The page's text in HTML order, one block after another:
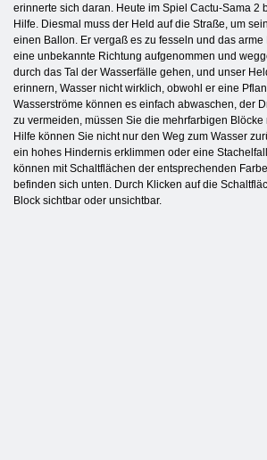
erinnerte sich daran. Heute im Spiel Cactu-Sama 2
Hilfe. Diesmal muss der Held auf die Straße, um
einen Ballon. Er vergaß es zu fesseln und das
eine unbekannte Richtung aufgenommen und
durch das Tal der Wasserfälle gehen, und unser
erinnern, Wasser nicht wirklich, obwohl er eine
Wasserströme können es einfach abwaschen, der
zu vermeiden, müssen Sie die mehrfarbigen
Hilfe können Sie nicht nur den Weg zum Wasser
ein hohes Hindernis erklimmen oder eine
können mit Schaltflächen der entsprechenden
befinden sich unten. Durch Klicken auf die
Block sichtbar oder unsichtbar.